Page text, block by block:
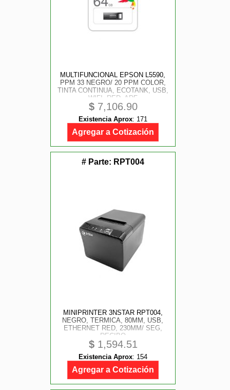
MULTIFUNCIONAL EPSON L5590,
PPM 33 NEGRO/ 20 PPM COLOR,
TINTA CONTINUA, ECOTANK, USB,
WIFI, RED, ADF
$7,106.90
Existencia Aprox: 171
Agregar a Cotización
# Parte: RPT004
MINIPRINTER 3NSTAR RPT004,
NEGRO, TERMICA, 80MM, USB,
ETHERNET RED, 230MM/ SEG,
RECIBO
$1,594.51
Existencia Aprox: 154
Agregar a Cotización